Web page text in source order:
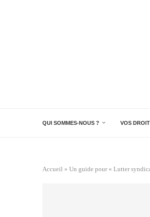
QUI SOMMES-NOUS ? VOS
Accueil » Un guide pour « Lutter